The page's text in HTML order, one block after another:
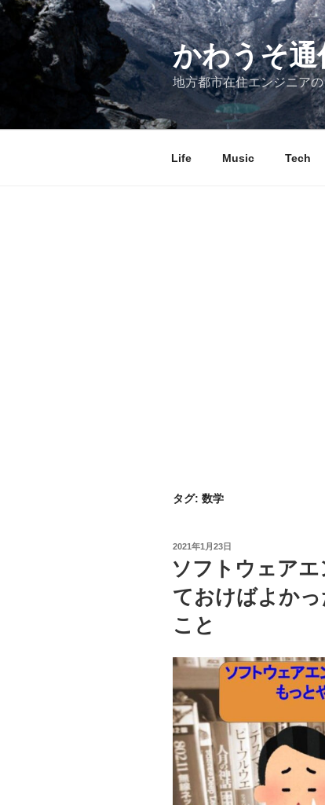
コ
かわうそ通
地方都市在住エンジニア
Life Music Tech
タグ: 数学
投
日:
2021年1月23日
ソフトウェア
ておけばよか
こと